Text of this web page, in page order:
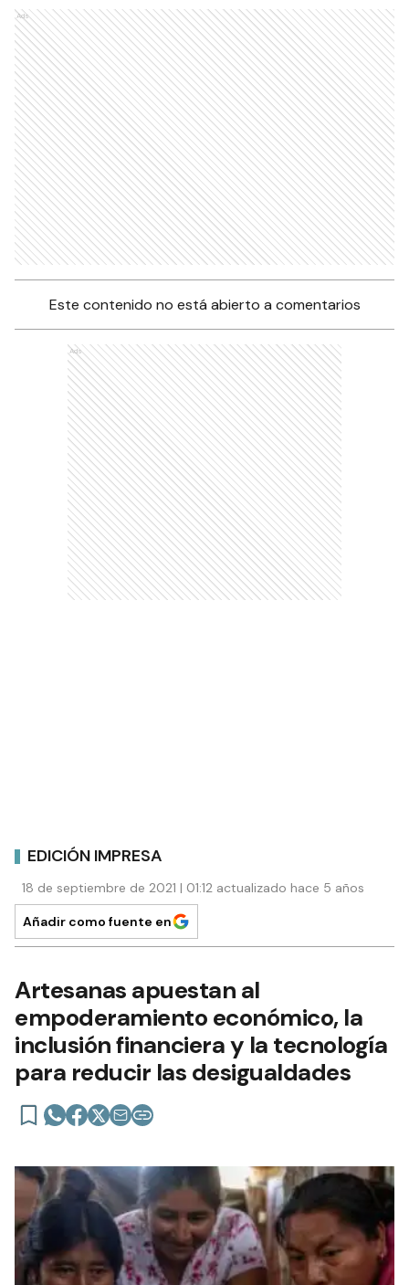
Ads
Este contenido no está abierto a comentarios
Ads
EDICIÓN IMPRESA
18 de septiembre de 2021 | 01:12 actualizado hace 5 años
Añadir como fuente en
Artesanas apuestan al
empoderamiento económico, la
inclusión financiera y la tecnología
para reducir las desigualdades